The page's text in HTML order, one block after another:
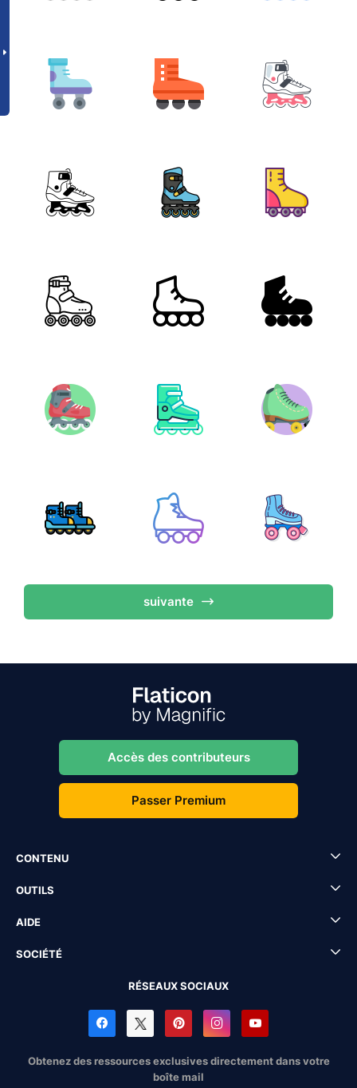
suivante
Accès des contributeurs
Passer Premium
CONTENU
OUTILS
AIDE
SOCIÉTÉ
RÉSEAUX SOCIAUX
Obtenez des ressources exclusives directement dans votre
boîte mail